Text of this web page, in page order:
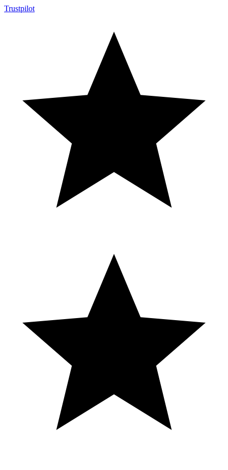
Trustpilot